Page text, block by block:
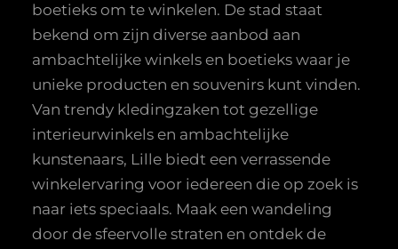
boetieks om te winkelen. De stad staat
bekend om zijn diverse aanbod aan
ambachtelijke winkels en boetieks waar je
unieke producten en souvenirs kunt vinden.
Van trendy kledingzaken tot gezellige
interieurwinkels en ambachtelijke
kunstenaars, Lille biedt een verrassende
winkelervaring voor iedereen die op zoek is
naar iets speciaals. Maak een wandeling
door de sfeervolle straten en ontdek de